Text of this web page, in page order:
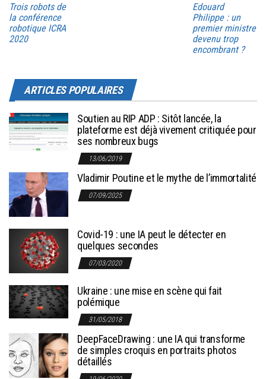
Trois robots de
la conférence
robotique ICRA
2020
Edouard
Philippe : un
premier ministre
devenu trop
encombrant ?
ARTICLES POPULAIRES
Soutien au RIP ADP : Sitôt lancée, la
plateforme est déjà vivement critiquée pour
ses nombreux bugs
13/06/2019
Vladimir Poutine et le mythe de l’immortalité
07/09/2025
Covid-19 : une IA peut le détecter en
quelques secondes
07/03/2020
Ukraine : une mise en scène qui fait
polémique
31/05/2018
DeepFaceDrawing : une IA qui transforme
de simples croquis en portraits photos
détaillés